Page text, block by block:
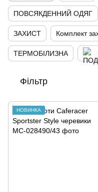
ПОВСЯКДЕННИЙ ОДЯГ
ЗАХИСТ Комплект
ТЕРМОБІЛИЗНА
Фільтр
НОВИНКА